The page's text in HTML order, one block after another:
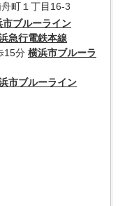
町１丁目16-3
市ブルーライン
急行電鉄本線
15分 横浜市ブルーラ
市ブルーライン